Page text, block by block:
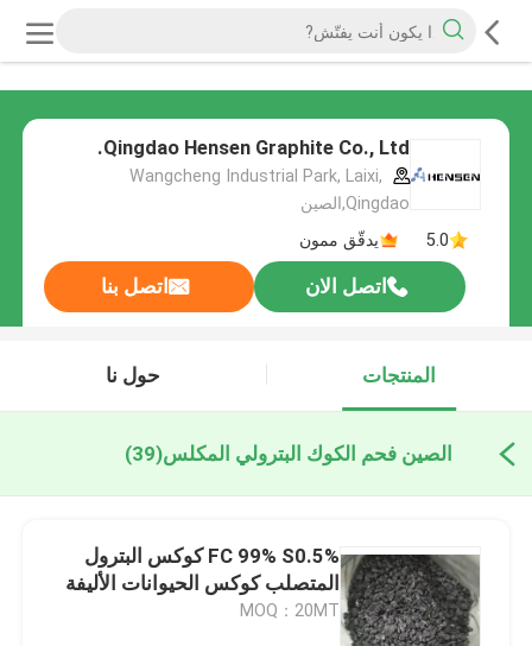
Qingdao Hensen Graphite Co., Ltd.
Wangcheng Industrial Park, Laixi,
Qingdao,الصين
5.0
يدقّق ممون
اتصل الان اتصل بنا
المنتجات حول نا
الصين فحم الكوك البترولي المكلس(39)
FC 99% S0.5% كوكس البترول
المتصلب كوكس الحيوانات الأليفة
MOQ：20MT